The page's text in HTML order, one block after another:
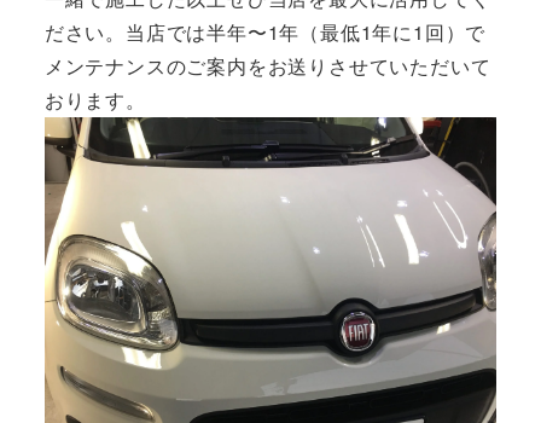
ださい。当店では半年〜1年（最低1年に1回）で
メンテナンスのご案内をお送りさせていただいて
おります。